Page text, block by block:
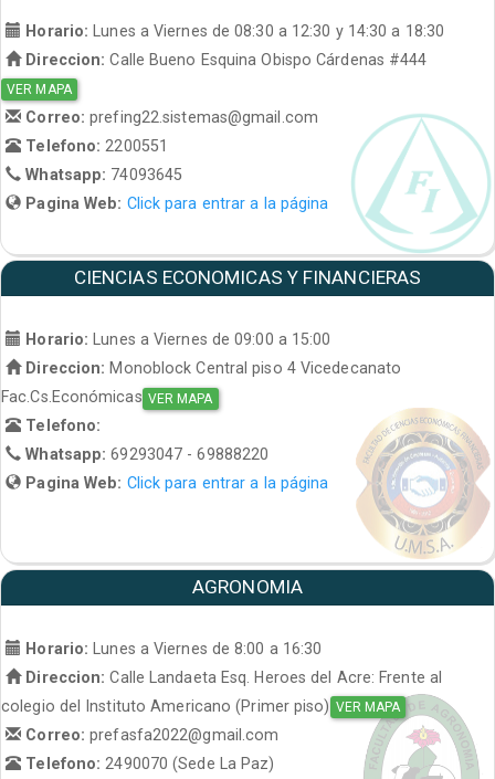
Horario:
Lunes a Viernes de 08:30 a 12:30 y 14:30 a 18:30
Direccion: Calle Bueno Esquina Obispo Cárdenas #444
VER MAPA
Correo:prefing22.sistemas@gmail.com
Telefono: 2200551
Whatsapp: 74093645
Pagina Web: Click para entrar a la página
CIENCIAS ECONOMICAS Y FINANCIERAS
Horario: Lunes a Viernes de 09:00 a 15:00
Direccion: Monoblock Central piso 4 Vicedecanato
Fac.Cs.Económicas VER MAPA
Telefono:
Whatsapp:69293047 - 69888220
Pagina Web: Click para entrar a la página
AGRONOMIA
Horario:
Lunes a Viernes de 8:00 a 16:30
Direccion: Calle Landaeta Esq. Heroes del Acre: Frente al
colegio del Instituto Americano (Primer piso) VER MAPA
Correo:prefasfa2022@gmail.com
Telefono: 2490070 (Sede La Paz)